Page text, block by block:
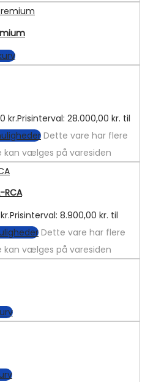
kr.Prisinterval: 28.000,00 kr. til
Dette vare har flere
kan vælges på varesiden
RCA
kr.Prisinterval: 8.900,00 kr. til
Dette vare har flere
kan vælges på varesiden